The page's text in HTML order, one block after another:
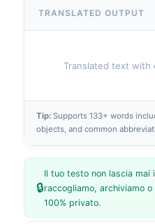
TRANSLATED OUTPUT
Translated text with
Tip: Supports 133+ words
objects, and common
🔒
Il tuo testo non lascia mai
raccogliamo, archiviamo
100% privato.